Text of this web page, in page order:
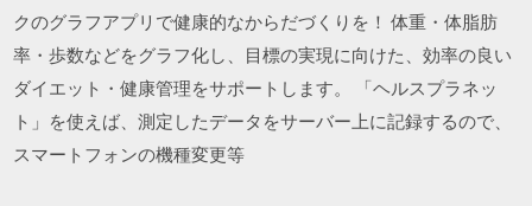
クのグラフアプリで健康的なからだづくりを！ 体重・体脂肪
率・歩数などをグラフ化し、目標の実現に向けた、効率の良い
ダイエット・健康管理をサポートします。 「ヘルスプラネッ
ト」を使えば、測定したデータをサーバー上に記録するので、
スマートフォンの機種変更等